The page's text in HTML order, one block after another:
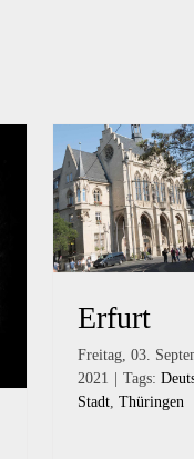
Erfurt
Freitag, 03.
2021
Tags:
Stadt, Thüringen